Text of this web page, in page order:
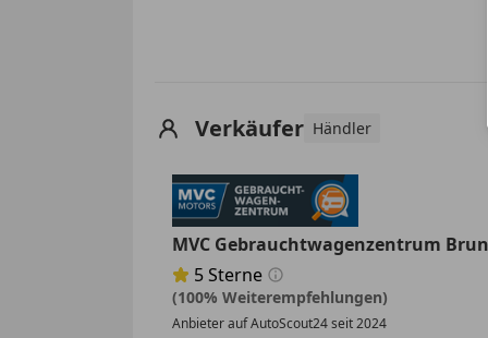
Verkäufer Händler
MVC Gebrauchtwagenzentrum
Sternebewertung 5 von 5
5Sterne
(100% Weiterempfehlungen)
Anbieter auf AutoScout24 seit 2024